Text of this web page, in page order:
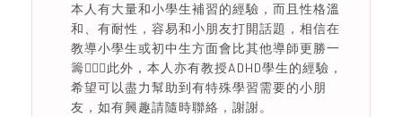
本人有大量和小學生補習的經驗，而且性格溫
和、有耐性，容易和小朋友打開話題，相信在
教導小學生或初中生方面會比其他導師更勝一
籌🙇🏻‍♀️此外，本人亦有教授ADHD學生的經驗，
希望可以盡力幫助到有特殊學習需要的小朋
友，如有興趣請隨時聯絡，謝謝。